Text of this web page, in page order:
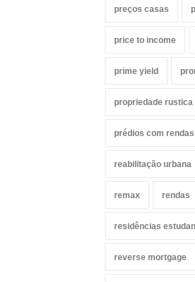
preços casas
price to income
prime yield
propriedade rustica
prédios com
reabilitação urbana
remax rendas
residências
reverse mortgage